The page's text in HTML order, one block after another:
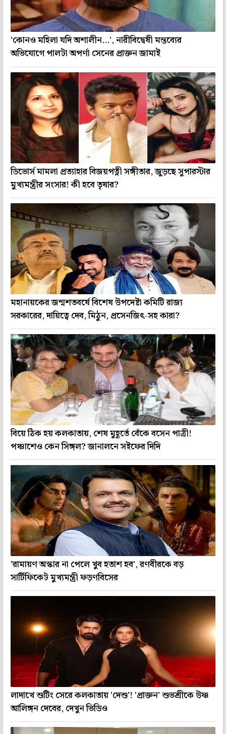
'কোনও মহিলা যদি অশালীন...', নারীবিদ্বেষী মন্তব্যের
অভিযোগে পালটা অপর্ণা সেনের প্রাক্তন জামাই
ডিভোর্স মামলা প্রত্যাহার বিজয়পত্নী সঙ্গীতার, জুড়ছে সুপারস্টার
মুখ্যমন্ত্রীর সংসার! কী হবে তৃষার?
মহানায়কের জন্মশতবর্ষে বিশেষ উপদেষ্টা কমিটি রাজ্য
সরকারের, দায়িত্বে দেব, মিঠুন, প্রসেনজিৎ-সহ কারা?
বিয়ে ঠিক হয় কলকাতায়, শেষ মুহূর্তে বেঁকে বসেন পাত্রী!
পঞ্চাশেও কেন সিঙ্গল? জানালনে সইফের দিদি
'রামায়ণ অস্কার না পেলে খুব হতাশ হব', রণবীরকে বড়
সার্টিফিকেট মুখ্যমন্ত্রী ফড়ণবিসের
লাদাখে শুটিং সেরে কলকাতায় 'দেশু'! 'প্রাক্তন' শুভশ্রীকে উষ্ণ
আলিঙ্গন দেবের, দেখুন ভিডিও